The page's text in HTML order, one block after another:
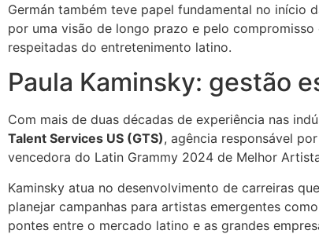
Germán também teve papel fundamental no início
por uma visão de longo prazo e pelo
respeitadas do entretenimento latino.
Paula Kaminsky: gestão
Com mais de duas décadas de experiência nas
Talent Services US (GTS), agência responsável
vencedora do Latin Grammy 2024 de Melhor
Kaminsky atua no desenvolvimento de carreiras
planejar campanhas para artistas emergentes como
pontes entre o mercado latino e as grandes